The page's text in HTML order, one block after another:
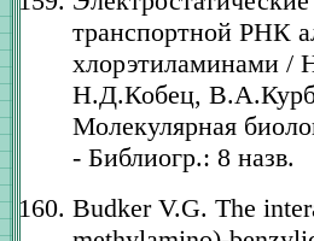
транспортной РНК
хлорэтиламинами /
Н.Д.Кобец,
Молекулярная
- Библиогр.: 8 назв.
Budker V.G. The